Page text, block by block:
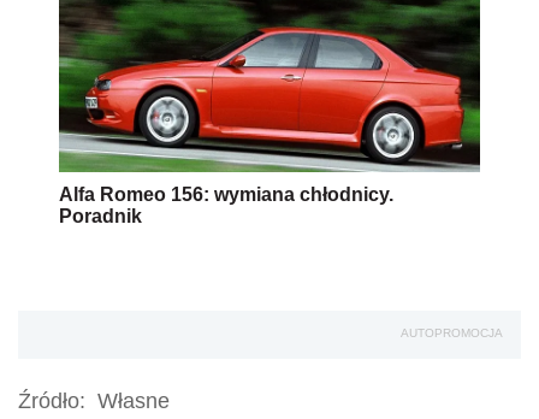
Alfa Romeo 156: wymiana chłodnicy.
Poradnik
AUTOPROMOCJA
Źródło: Własne